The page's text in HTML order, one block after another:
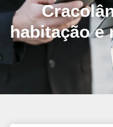
habitação e